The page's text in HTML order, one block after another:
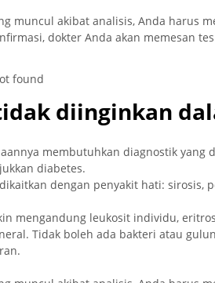
muncul akibat analisis, Anda harus
dokter Anda akan memesan
found
diinginkan
membutuhkan diagnostik yang
diabetes.
dengan penyakit hati: sirosis,
mengandung leukosit individu,
Tidak boleh ada bakteri atau